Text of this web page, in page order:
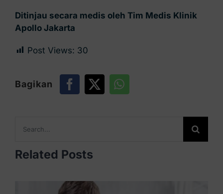
Ditinjau secara medis oleh Tim Medis Klinik
Apollo Jakarta
Post Views: 30
Bagikan
for:
Related Posts